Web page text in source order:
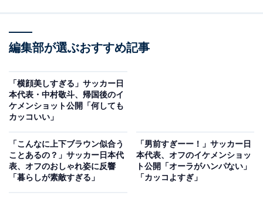
編集部が選ぶおすすめ記事
「横顔美しすぎる」サッカー日
本代表・中村敬斗、帰国後のイ
ケメンショット公開「何しても
カッコいい」
「こんなに上下ブラウン似合う
ことあるの？」サッカー日本代
表、オフのおしゃれ姿に反響
「暮らしが素敵すぎる」
「男前すぎーー！」サッカー日
本代表、オフのイケメンショッ
ト公開「オーラがハンパない」
「カッコよすぎ」